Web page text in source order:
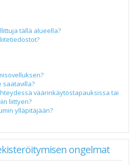
tällä alueella?
saatavilla?
väärinkäytöstapauksissa tai
liittyen?
ylläpitäjään?
ongelmat